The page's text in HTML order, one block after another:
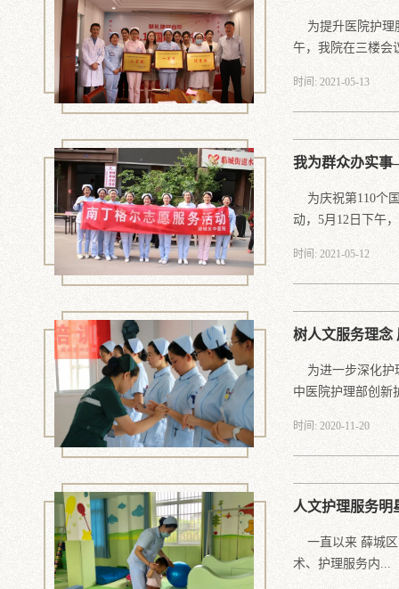
为提升医院护理
午，我院在三楼会
时间: 2021-05-13
我为群众办实
为庆祝第110个
动，5月12日下午
时间: 2021-05-12
树人文服务理念
为进一步深化护
中医院护理部创新
时间: 2020-11-20
人文护理服务明
一直以来 薛城区
术、护理服务内...